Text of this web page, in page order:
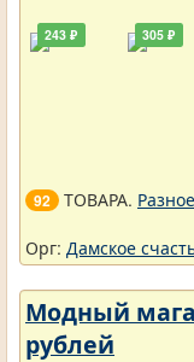
243 ₽ 305 ₽
92 ТОВАРА. Разное
Орг: Дамское
Модный
рублей